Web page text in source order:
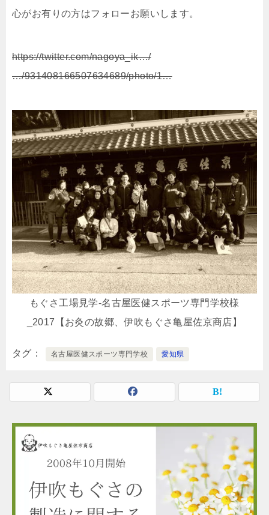
心がお有りの方はフォローお願いします。
https://twitter.com/nagoya_ik…/
…/931408166507634689/photo/1…
もぐさ工場見学-名古屋医健スポーツ専門学校様
_2017【お灸の故郷、伊吹もぐさ亀屋佐京商店】
タグ 名古屋医健スポーツ専門学校 愛知県